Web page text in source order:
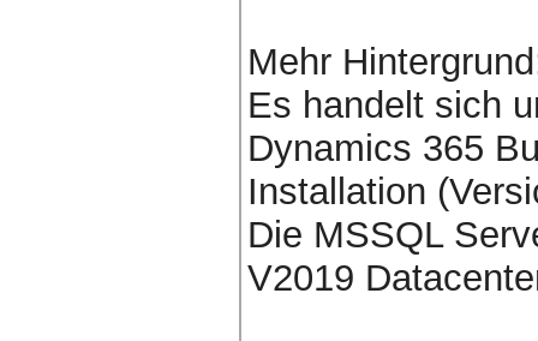
Mehr
Es handelt sich
Dynamics 365
Installation
Die MSSQL
V2019